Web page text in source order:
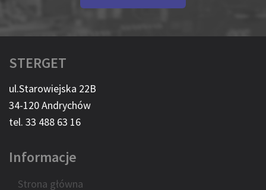
STERGET
ul.Starowiejska 22B
34-120 Andrychów
tel. 33 488 63 16
Informacje
Strona główna